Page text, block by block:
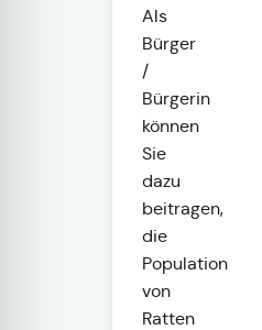
Als
Bürger
/
Bürgerin
können
Sie
dazu
beitragen,
die
Population
von
Ratten